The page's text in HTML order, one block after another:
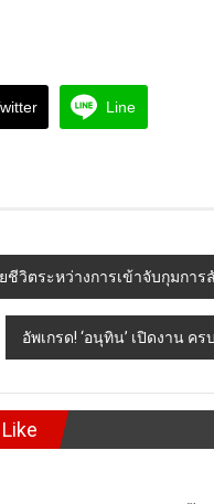
Line
วิตระหว่างการเข้าจับกุมการ
อัพเกรด! ‘อนุทิน’ เปิดงาน